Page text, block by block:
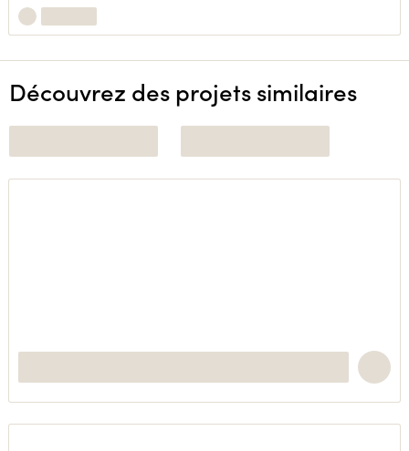
Découvrez des projets similaires